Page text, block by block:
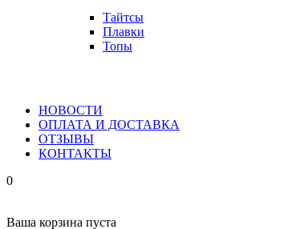
Тайтсы
Плавки
Топы
НОВОСТИ
ОПЛАТА И ДОСТАВКА
ОТЗЫВЫ
КОНТАКТЫ
0
Ваша корзина пуста